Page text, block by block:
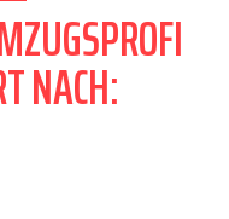
NACH: